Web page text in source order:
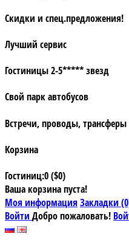
Скидки и спец.предложения!
Лучший сервис
Гостиницы 2-5***** звезд
Свой парк автобусов
Встречи, проводы, трансферы
Корзина
Гостиниц:0 ($0)
Ваша корзина пуста!
Моя информация Закладки
Войти Добро пожаловать!